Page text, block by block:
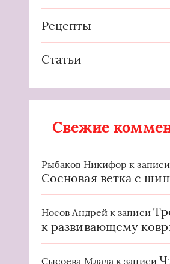
Рецепты
Статьи
Свежие
Рыбаков Никифор к записи
Сосновая ветка с
Носов Андрейк записи
к развивающему
Сысоева Млада к записи